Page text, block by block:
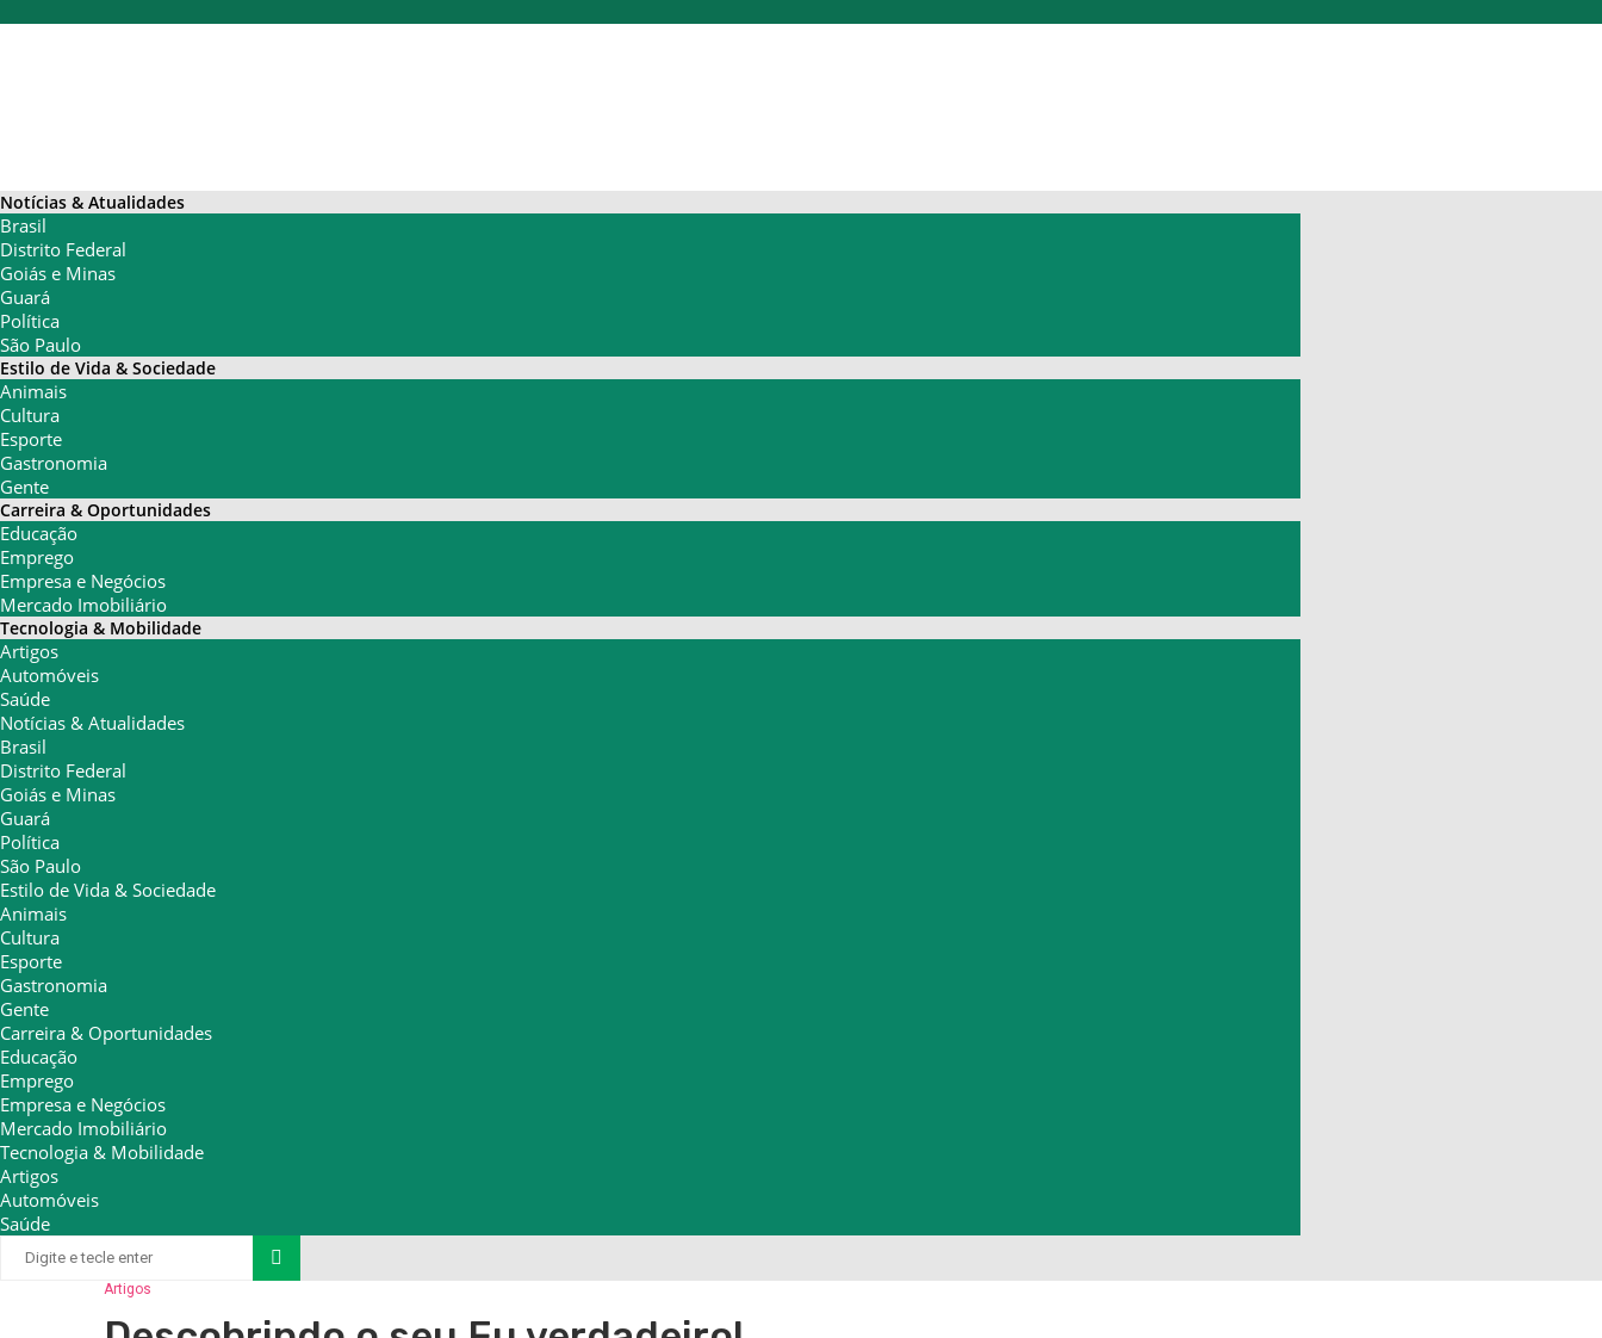
Notícias & Atualidades
Brasil
Distrito Federal
Goiás e Minas
Guará
Política
São Paulo
Estilo de Vida & Sociedade
Animais
Cultura
Esporte
Gastronomia
Gente
Carreira & Oportunidades
Educação
Emprego
Empresa e Negócios
Mercado Imobiliário
Tecnologia & Mobilidade
Artigos
Automóveis
Saúde
Notícias & Atualidades
Brasil
Distrito Federal
Goiás e Minas
Guará
Política
São Paulo
Estilo de Vida & Sociedade
Animais
Cultura
Esporte
Gastronomia
Gente
Carreira & Oportunidades
Educação
Emprego
Empresa e Negócios
Mercado Imobiliário
Tecnologia & Mobilidade
Artigos
Automóveis
Saúde
Artigos